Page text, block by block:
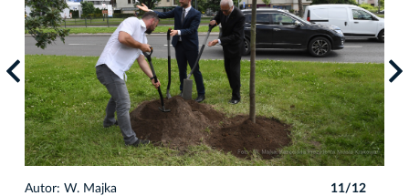
Autor: W. Majka 11/12